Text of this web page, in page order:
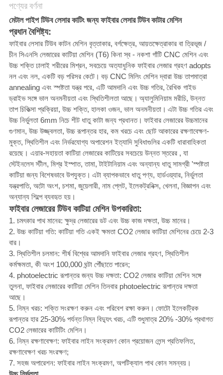
PRIVACY
POLICY
পণ্যের বর্ণনা
মেটাল পাইপ টিউব লেসার কাটিং জন্য ফাইবার লেসার টিউব কাটার মেশিন
প্রধান বৈশিষ্ট্য:
ফাইবার লেসার টিউব কাটন মেশিন বৃত্তাকার, বর্গক্ষেত্র, আয়তক্ষেত্রাকার বা ত্রিভূজ /
চীন সিএনসি লেজারের কাটিয়া মেশিন (T6) কিনা স্ব - নকশা গাঁটি CNC মেশিন এবং
উচ্চ শক্তি ঢালাই শরীরের মিশ্রন, সবচেয়ে অত্যাধুনিক ফাইবার লেজার গ্রহণ adopts
নল এবং নল, একটি বড় পরিসর কেটে। বড় CNC মিলিং মেশিন দ্বারা উচ্চ তাপমাত্রা
annealing এবং স্পষ্টতা যন্ত্র পরে, এটি আমদানি এবং উচ্চ গতির, রৈখিক গাইড
ড্রাইভ সঙ্গে ভাল অনমনীয়তা এবং স্থিতিশীলতা আছে। অ্যালুমিনিয়াম মরীচি, উন্নত
তাপ চিকিত্সা প্রক্রিয়া, উচ্চ শক্তি, হালকা ওজন, ভাল অনমনীয়তা। এটা উচ্চ গতির এবং
উচ্চ নির্ভুলতা 6mm নিচে শীট ধাতু কাটা জন্য প্রধানত। ফাইবার লেজারের উচ্চমানের
গুণমান, উচ্চ উজ্জ্বলতা, উচ্চ রূপান্তর হার, কম খরচে এবং ছোট আকারের রক্ষণাবেক্ষণ-
মুক্ত, স্থিতিশীল এবং নির্ভরযোগ্য অপারেশন ইত্যাদি সুবিধাগুলির একটি ধারাবাহিকতা
রয়েছে। এয়ার-সহায়তা কাটিয়া লেজারের কাটিয়ের সবচেয়ে উন্নত স্তরের , যা
স্টেইনলেস স্টীল, মিশ্র ইস্পাত, তামা, টাইটানিয়াম এবং অন্যান্য ধাতু সামগ্রী 'স্পষ্টতা
কাটিয়া জন্য বিশেষভাবে উপযুক্ত। এটা ব্যাপকভাবে ধাতু পণ্য, হার্ডওয়্যার, নির্ভুলতা
যন্ত্রপাতি, অটো অংশ, চশমা, জুয়েলারী, নাম প্লেট, ইলেকট্রনিক্স, খেলনা, বিজ্ঞাপন এবং
অন্যান্য শিল্পে ব্যবহৃত হয়।
ফাইবার লেজারের টিউব কাটিয়া মেশিন উপকারিতা:
1. চমৎকার পাথ মানের: ক্ষুদ্র লেজারের ডট এবং উচ্চ কাজ দক্ষতা, উচ্চ মানের।
2. উচ্চ কাটিয়া গতি: কাটিয়া গতি একই ক্ষমতা CO2 লেজার কাটিয়া মেশিনের চেয়ে 2-3
বার।
3. স্থিতিশীল চলমান: শীর্ষ বিশ্বের আমদানি ফাইবার লেজার গ্রহণ, স্থিতিশীল
কর্মক্ষমতা, কী অংশ 100,000 ঘন্টা পৌঁছাতে পারেন;
4. photoelectric রূপান্তর জন্য উচ্চ দক্ষতা: CO2 লেজার কাটিয়া মেশিন সঙ্গে
তুলনা, ফাইবার লেজারের কাটিয়া মেশিন তিনবার photoelectric রূপান্তর দক্ষতা
আছে।
5. নিম্ন খরচ: শক্তি সংরক্ষণ করুন এবং পরিবেশ রক্ষা করুন। ফোটো ইলেকট্রিক
রূপান্তর হার 25-30% পর্যন্তনিম্ন বিদ্যুৎ খরচ, এটি শুধুমাত্র 20% -30% প্রথাগত
CO2 লেজারের কাটিটিং মেশিন।
6. নিম্ন রক্ষণাবেক্ষণ: ফাইবার লাইন সংক্রমণ কোন প্রয়োজন লেন্স প্রতিফলিত,
রক্ষণাবেক্ষণ খরচ সংরক্ষণ;
7. সহজ অপারেশন: ফাইবার লাইন সংক্রমণ, অপটিক্যাল পাথ কোন সমন্বয়।